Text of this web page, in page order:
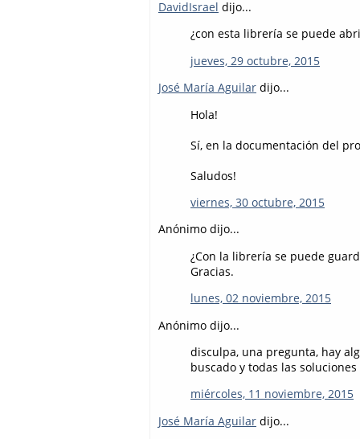
DavidIsrael dijo...
¿con esta librería se puede
jueves, 29 octubre, 2015
José María Aguilar dijo...
Hola!
Sí, en la documentación del
Saludos!
viernes, 30 octubre, 2015
Anónimo dijo...
¿Con la librería se puede
Gracias.
lunes, 02 noviembre, 2015
Anónimo dijo...
disculpa, una pregunta, hay
buscado y todas las
miércoles, 11 noviembre, 2015
José María Aguilar dijo...